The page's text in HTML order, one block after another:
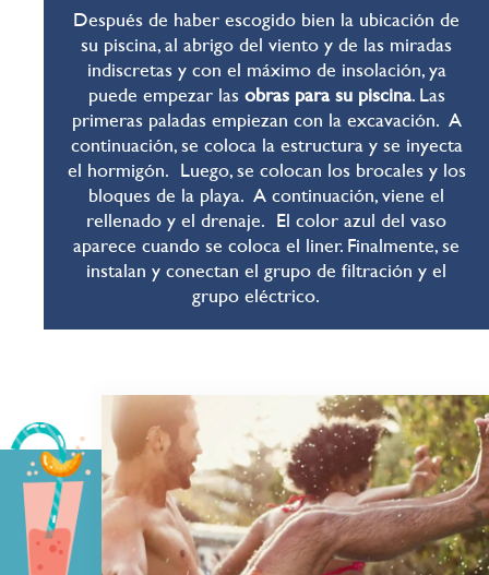
Después de haber escogido bien la ubicación de
su piscina, al abrigo del viento y de las miradas
indiscretas y con el máximo de insolación, ya
puede empezar las obras para su piscina. Las
primeras paladas empiezan con la excavación. A
continuación, se coloca la estructura y se inyecta
el hormigón. Luego, se colocan los brocales y los
bloques de la playa. A continuación, viene el
rellenado y el drenaje. El color azul del vaso
aparece cuando se coloca el liner. Finalmente, se
instalan y conectan el grupo de filtración y el
grupo eléctrico.